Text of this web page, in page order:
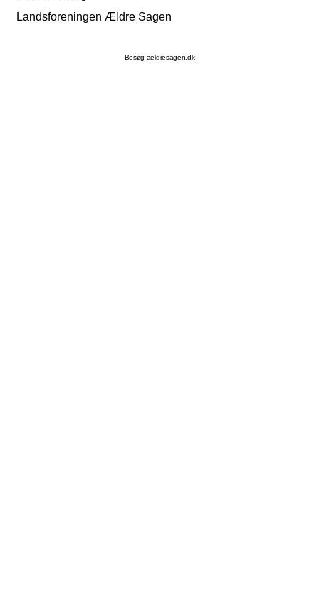
Landsforeningen Ældre Sagen
Besøg aeldresagen.dk